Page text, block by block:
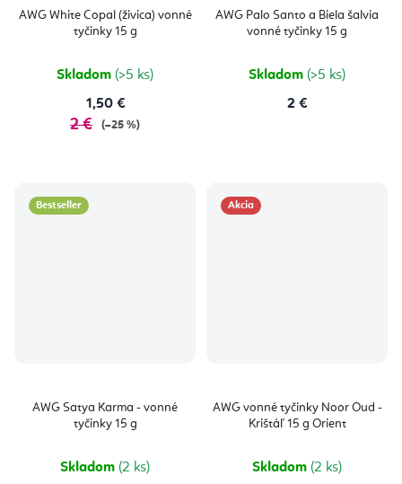
AWG White Copal (živica) vonné
tyčinky 15 g
produktu
je
hviezdičiek.
Skladom (>5 ks)
1,50 €
2 € (–25 %)
AWG Palo Santo a Biela šalvia
vonné tyčinky 15 g
Skladom (>5 ks)
2 €
Bestseller
AWG Satya Karma - vonné
tyčinky 15 g
Skladom (2 ks)
Akcia
AWG vonné tyčinky Noor Oud -
Krištáľ 15 g Orient
Skladom (2 ks)